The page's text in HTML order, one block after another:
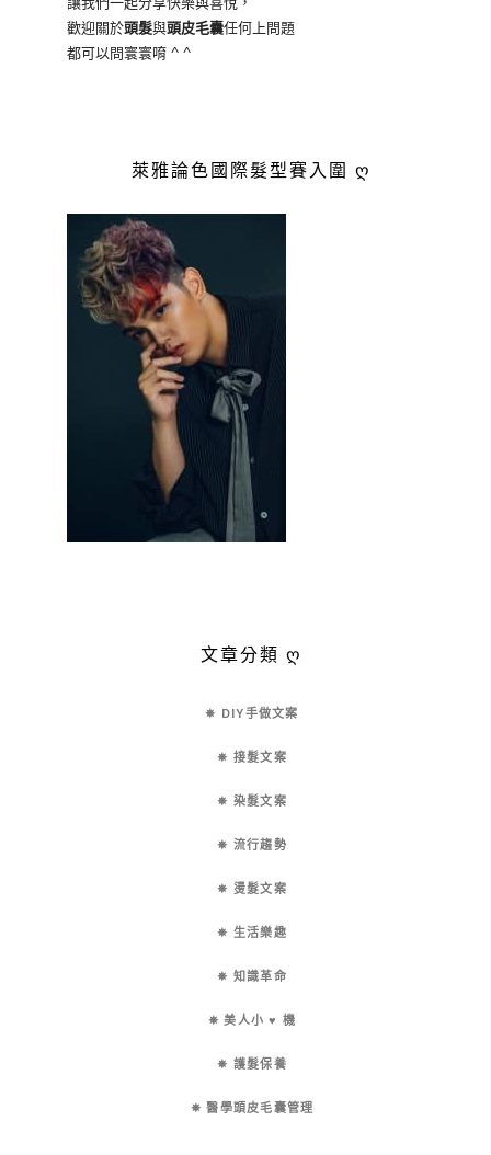
歡迎關於頭髮與頭皮毛囊任何上問題
都可以問寰寰唷 ^ ^
萊雅論色國際髮型賽入圍 ღ
文章分類 ღ
✵ DIY手做文案
✵ 接髮文案
✵ 染髮文案
✵ 流行趨勢
✵ 燙髮文案
✵ 生活樂趣
✵ 知識革命
✵ 美人小 ♥ 機
✵ 護髮保養
✵ 醫學頭皮毛囊管理